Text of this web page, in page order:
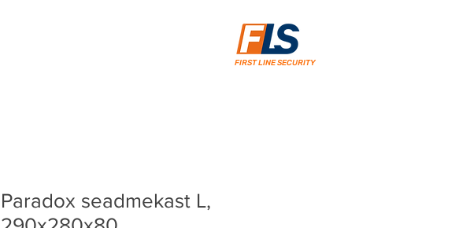
FIRST LINE SECURITY
Paradox seadmekast L,